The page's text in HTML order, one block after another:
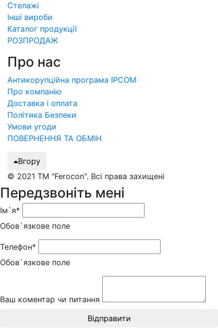
Стелажі
Інші вироби
Каталог продукції
РОЗПРОДАЖ
Про нас
Антикорупційна програма IPCOM
Про компанію
Доставка і оплата
Політика Безпеки
Умови угоди
ПОВЕРНЕННЯ ТА ОБМІН
Вгору
© 2021 ТМ "Ferocon". Всі права захищені
Передзвоніть мені
Ім`я*
Обов`язкове поле
Телефон*
Обов`язкове поле
Ваш коментар чи питання
Відправити